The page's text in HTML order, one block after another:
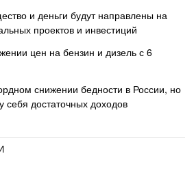
и деньги будут направлены на
проектов и инвестиций
цен на бензин и дизель с 6
снижении бедности в России, но
себя достаточных доходов